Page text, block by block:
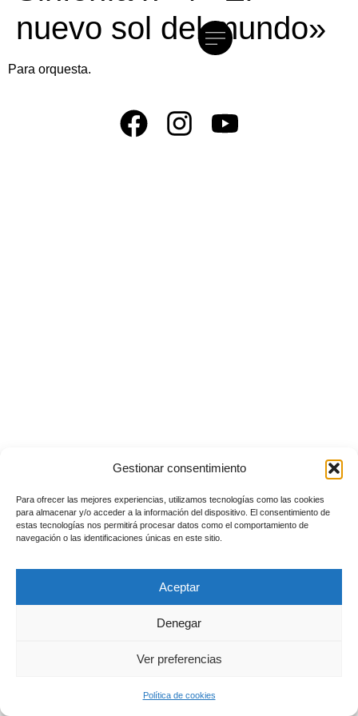
Gestionar consentimiento
Para ofrecer las mejores experiencias, utilizamos tecnologías como las cookies
para almacenar y/o acceder a la información del dispositivo. El consentimiento de
estas tecnologías nos permitirá procesar datos como el comportamiento de
navegación o las identificaciones únicas en este sitio.
Aceptar
Denegar
Ver preferencias
Política de cookies
nuevo sol del mundo»
Para orquesta.